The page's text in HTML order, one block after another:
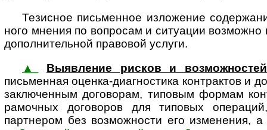
Тезисное письменное изложение
ного мнения по вопросам и ситуации возможно
допол­ни­тель­ной правовой услуги.
▲
Выявление рисков и
письменная оценка-диагностика контрактов и
заключенным договорам, типовым формам
рамочных договоров для типовых
партнером без возможности его